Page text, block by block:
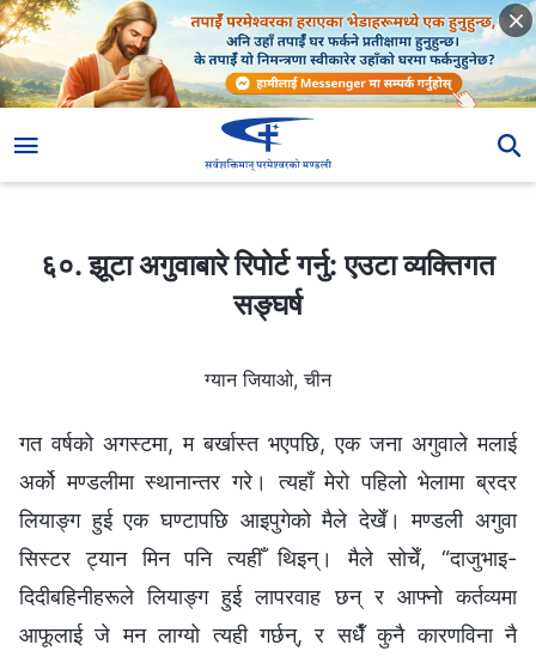
६०. झूटा अगुवाबारे रिपोर्ट गर्नु: एउटा व्यक्तिगत सङ्घर्ष
६०. झूटा अगुवाबारे रिपोर्ट गर्नु: एउटा व्यक्तिगत
सङ्घर्ष
ग्यान जियाओ, चीन
गत वर्षको अगस्टमा, म बर्खास्त भएपछि, एक जना अगुवाले मलाई
अर्को मण्डलीमा स्थानान्तर गरे। त्यहाँ मेरो पहिलो भेलामा ब्रदर
लियाङ्ग हुई एक घण्टापछि आइपुगेको मैले देखेँ। मण्डली अगुवा
सिस्टर ट्यान मिन पनि त्यहीँ थिइन्। मैले सोचेँ, “दाजुभाइ-
दिदीबहिनीहरूले लियाङ्ग हुई लापरवाह छन् र आफ्‍नो कर्तव्यमा
आफूलाई जे मन लाग्यो त्यही गर्छन्, र सधैँ कुनै कारणविना नै